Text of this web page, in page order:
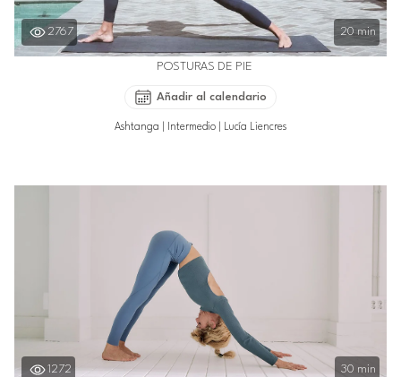
2767 20 min
POSTURAS DE PIE
Añadir al calendario
Ashtanga Intermedio Lucía Liencres
1272 30 min